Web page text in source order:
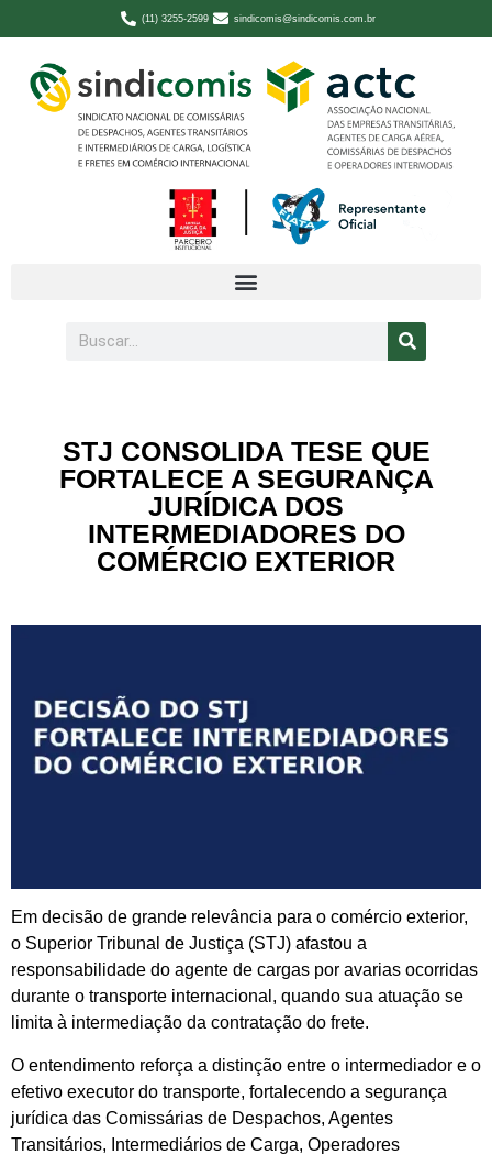
(11) 3255-2599 sindicomis@sindicomis.com.br
STJ CONSOLIDA TESE QUE
FORTALECE A SEGURANÇA
JURÍDICA DOS
INTERMEDIADORES DO
COMÉRCIO EXTERIOR
Em decisão de grande relevância para o comércio exterior,
o Superior Tribunal de Justiça (STJ) afastou a
responsabilidade do agente de cargas por avarias ocorridas
durante o transporte internacional, quando sua atuação se
limita à intermediação da contratação do frete.
O entendimento reforça a distinção entre o intermediador e o
efetivo executor do transporte, fortalecendo a segurança
jurídica das Comissárias de Despachos, Agentes
Transitários, Intermediários de Carga, Operadores